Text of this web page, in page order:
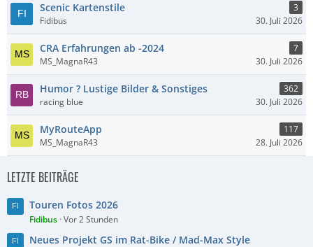
Scenic Kartenstile
3
Fidibus
30. Juli 2026
CRA Erfahrungen ab -2024
7
MS_MagnaR43
30. Juli 2026
Humor ? Lustige Bilder & Sonstiges
362
racing blue
30. Juli 2026
MyRouteApp
117
MS_MagnaR43
28. Juli 2026
LETZTE BEITRÄGE
Touren Fotos 2026
Fidibus Vor 2 Stunden
Neues Projekt GS im Rat-Bike / Mad-Max Style